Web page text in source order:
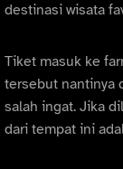
destinasi wisata
Tiket masuk ke
tersebut nantinya
salah ingat. Jika
dari tempat ini